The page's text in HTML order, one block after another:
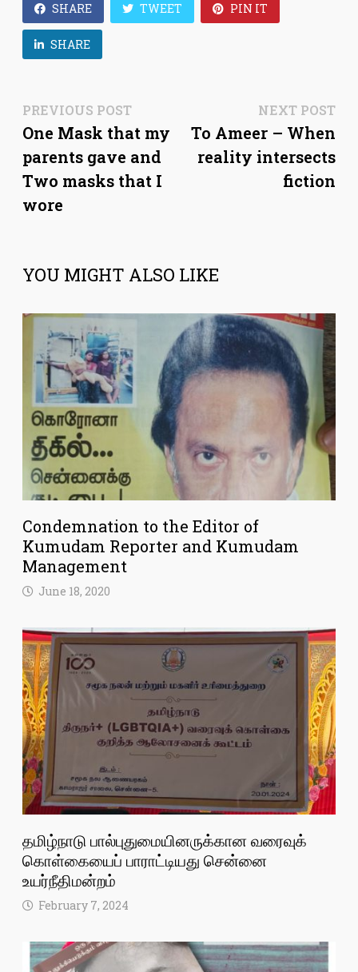
SHARE TWEET PIN IT
SHARE
Post
navigation
PREVIOUS POSTPrevious
post:
One Mask that my
parents gave and
Two masks that I
wore
NEXT POST
To Ameer – When
reality intersects
fiction
YOU MIGHT ALSO LIKE
Condemnation to the Editor of
Kumudam Reporter and Kumudam
Management
June 18, 2020
தமிழ்நாடு பால்புதுமையினருக்கான வரைவுக்
கொள்கையைப் பாராட்டியது சென்னை
உயர்நீதிமன்றம்
February 7, 2024